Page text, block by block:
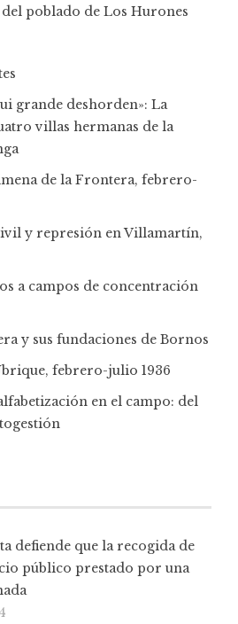
poblado de Los Hurones
grande deshorden»: La
villas hermanas de la
de la Frontera, febrero-
y represión en Villamartín,
a campos de concentración
y sus fundaciones de Bornos
febrero-julio 1936
en el campo: del
defiende que la recogida de
público prestado por una